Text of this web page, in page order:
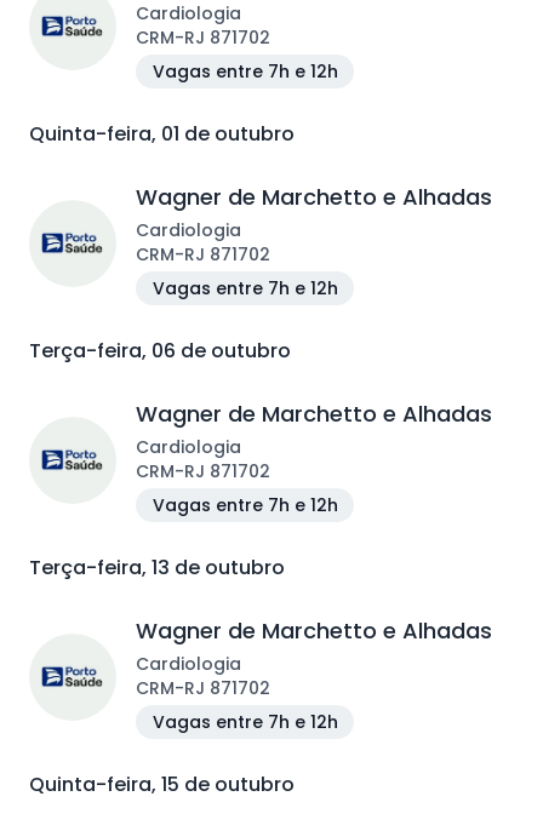
Cardiologia
CRM-RJ 871702
Vagas entre 7h e 12h
Quinta-feira, 01 de outubro
Wagner de Marchetto e Alhadas
Cardiologia
CRM-RJ 871702
Vagas entre 7h e 12h
Terça-feira, 06 de outubro
Wagner de Marchetto e Alhadas
Cardiologia
CRM-RJ 871702
Vagas entre 7h e 12h
Terça-feira, 13 de outubro
Wagner de Marchetto e Alhadas
Cardiologia
CRM-RJ 871702
Vagas entre 7h e 12h
Quinta-feira, 15 de outubro